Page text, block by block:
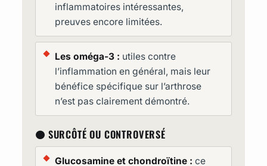
inflammatoires intéressantes,
preuves encore limitées.
Les oméga-3 : utiles contre
l’inflammation en général, mais leur
bénéfice spécifique sur l’arthrose
n’est pas clairement démontré.
🟠 SURCÔTÉ OU CONTROVERSÉ
Glucosamine et chondroïtine : ce